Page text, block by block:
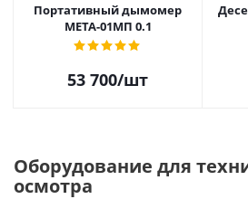
Портативный дымомер
МЕТА-01МП 0.1
53 700/шт
Оборудование для
осмотра